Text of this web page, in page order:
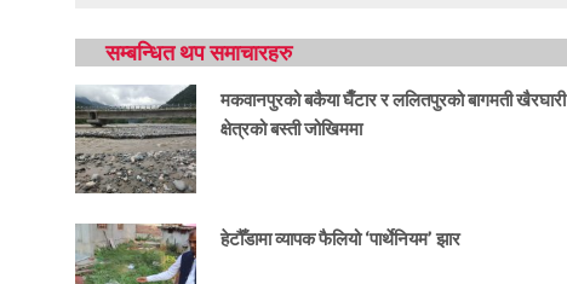
सम्बन्धित थप समाचारहरु
मकवानपुरको बकैया घैँटार र ललितपुरको बागमती खैरघारी
क्षेत्रको बस्ती जोखिममा
हेटौँडामा व्यापक फैलियो ‘पार्थेनियम’ झार